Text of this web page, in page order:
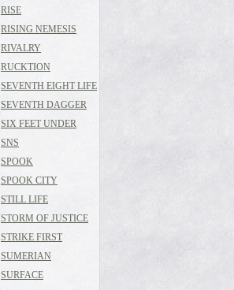
RISE
RISING NEMESIS
RIVALRY
RUCKTION
SEVENTH EIGHT LIFE
SEVENTH DAGGER
SIX FEET UNDER
SNS
SPOOK
SPOOK CITY
STILL LIFE
STORM OF JUSTICE
STRIKE FIRST
SUMERIAN
SURFACE